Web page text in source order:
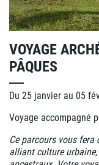
VOYAGE
PÂQUES
Du 25 janvier au 05
Voyage accompagné
Ce parcours vous fera
alliant culture